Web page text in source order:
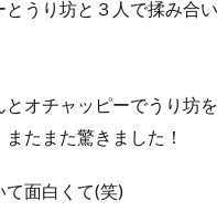
うり坊と３人で揉み合
オチャッピーでうり坊
たまた驚きました！
て面白くて(笑)